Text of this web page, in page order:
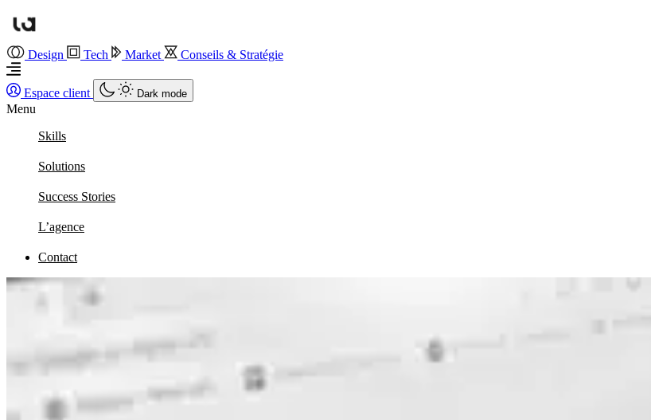
Design Tech Market Conseils & Stratégie
Espace client Dark mode
Menu
Skills
Solutions
Success Stories
L’agence
Contact